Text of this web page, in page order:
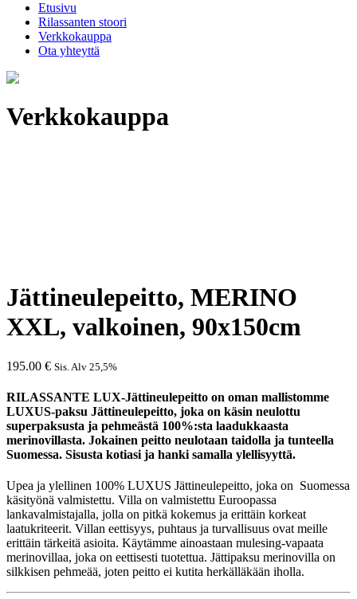
Etusivu
Rilassanten stoori
Verkkokauppa
Ota yhteyttä
Verkkokauppa
Jättineulepeitto, MERINO
XXL, valkoinen, 90x150cm
195.00 € Sis. Alv 25,5%
RILASSANTE LUX-Jättineulepeitto on oman mallistomme
LUXUS-paksu Jättineulepeitto, joka on käsin neulottu
superpaksusta ja pehmeästä 100%:sta laadukkaasta
merinovillasta. Jokainen peitto neulotaan taidolla ja tunteella
Suomessa. Sisusta kotiasi ja hanki samalla ylellisyyttä.
Upea ja ylellinen 100% LUXUS Jättineulepeitto, joka on Suomessa
käsityönä valmistettu. Villa on valmistettu Euroopassa
lankavalmistajalla, jolla on pitkä kokemus ja erittäin korkeat
laatukriteerit. Villan eettisyys, puhtaus ja turvallisuus ovat meille
erittäin tärkeitä asioita. Käytämme ainoastaan mulesing-vapaata
merinovillaa, joka on eettisesti tuotettua. Jättipaksu merinovilla on
silkkisen pehmeää, joten peitto ei kutita herkälläkään iholla.